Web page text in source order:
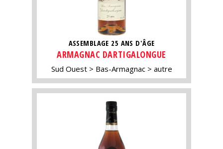
ASSEMBLAGE 25 ANS D'ÂGE
ARMAGNAC DARTIGALONGUE
Sud Ouest Bas-Armagnac autre